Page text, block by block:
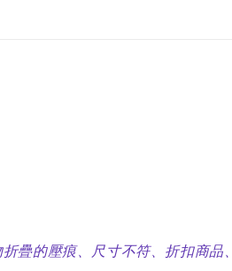
疊的壓痕、尺寸不符、折扣商品、